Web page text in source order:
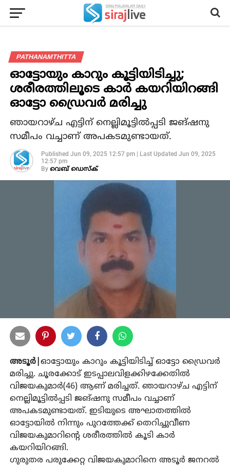
PATHANAMTHITTA
ഓട്ടോയും കാറും കൂട്ടിയിടിച്ചു;
ശരീരത്തിലൂടെ കാർ കയറിയിറങ്ങി
ഓട്ടോ ഡ്രൈവർ മരിച്ചു
ഞായറാഴ്ച എട്ടിന് നെല്ലിമൂട്ടിൽപ്പടി ജങ്ഷനു
സമീപം വച്ചാണ് അപകടമുണ്ടായത്.
Published Jun 09, 2025 12:57 pm| Last Updated Jun 09, 2025
12:57 pm
By വെബ് ഡെസ്‌ക്
അടൂർ| ഓട്ടോയും കാറും കൂട്ടിയിടിച്ച് ഓട്ടോ ഡ്രൈവർ
മരിച്ചു. ചൂരക്കോട് ഇടപ്പാലവിളക്കിഴക്കേതിൽ
വിജയകുമാർ(46) ആണ് മരിച്ചത്. ഞായറാഴ്ച എട്ടിന്
നെല്ലിമൂട്ടിൽപ്പടി ജങ്ഷനു സമീപം വച്ചാണ്
അപകടമുണ്ടായത്. ഇടിയുടെ അഘാതത്തിൽ
ഓട്ടോയിൽ നിന്നും പുറത്തേക്ക് തെറിച്ചുവീണ
വിജയകുമാറിൻ്റെ ശരീരത്തിൽ കൂടി കാർ
കയറിയിറങ്ങി.
ഗുരുതര പരുക്കേറ്റ വിജയകുമാറിനെ അടൂർ ജനറൽ